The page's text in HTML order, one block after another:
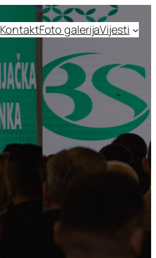
KontaktFoto galerijaVijesti